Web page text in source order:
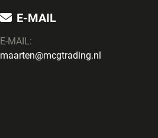
E-MAIL
E-MAIL:
maarten@mcgtrading.nl